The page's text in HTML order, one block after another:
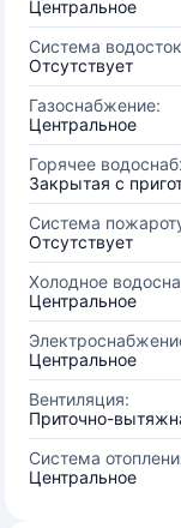
Центральное
Система
Отсутствует
Газоснабжение:
Центральное
Горячее
Закрытая с
Система
Отсутствует
Холодное
Центральное
Центральное
Вентиляция:
Приточно-
Система
Центральное